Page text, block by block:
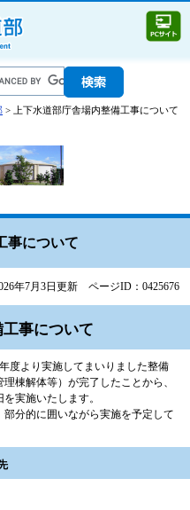
> 上下水道部庁舎場内整備工事について
事について
年7月3日更新 ページID：0425676
工事について
度より実施してまいりました整備
棟解体等）が完了したことから、
実施いたします。
分的に囲いながら実施を予定して